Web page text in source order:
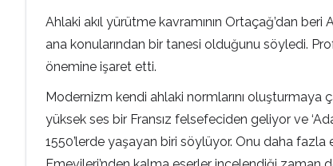
Ahlaki akıl yürütme kavramının Ortaçağ’dan
ana konularından bir tanesi olduğunu söyledi.
önemine işaret etti.
Modernizm kendi ahlaki normlarını oluşturmaya
yüksek ses bir Fransız felsefeciden geliyor ve
1550’lerde yaşayan biri söylüyor. Onu daha